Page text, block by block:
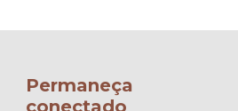
Permaneça